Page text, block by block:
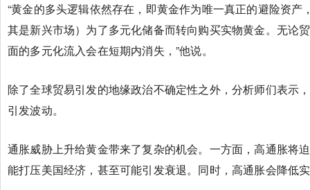
“黄金的多头逻辑依然存在，即黄金作为唯一真正的避险资
其是新兴市场）为了多元化储备而转向购买实物黄金。无论
面的多元化流入会在短期内消失，”他说。
除了全球贸易引发的地缘政治不确定性之外，分析师们表示
引发波动。
通胀威胁上升给黄金带来了复杂的机会。一方面，高通胀将
能打压美国经济，甚至可能引发衰退。同时，高通胀会降低